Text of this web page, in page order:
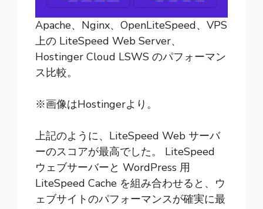
Apache、Nginx、OpenLiteSpeed、VPS
上の LiteSpeed Web Server、
Hostinger Cloud LSWS のパフォーマン
ス比較。
※画像はHostingerより。
上記のように、LiteSpeed Web サーバ
ーのスコアが最高でした。 LiteSpeed
ウェブサーバーと WordPress 用
LiteSpeed Cache を組み合わせると、ウ
ェブサイトのパフォーマンスが確実に最